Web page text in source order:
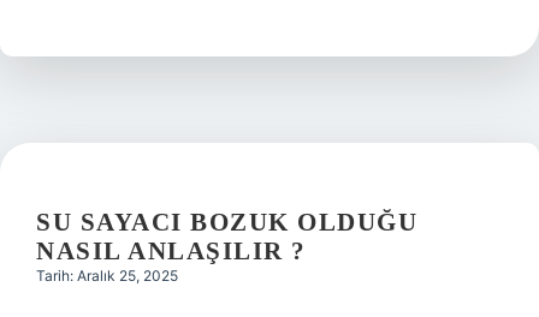
için
?
SU SAYACI BOZUK OLDUĞU
NASIL ANLAŞILIR ?
Tarih: Aralık 25, 2025